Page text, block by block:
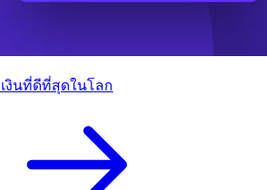
งินที่ดีที่สุดในโลก